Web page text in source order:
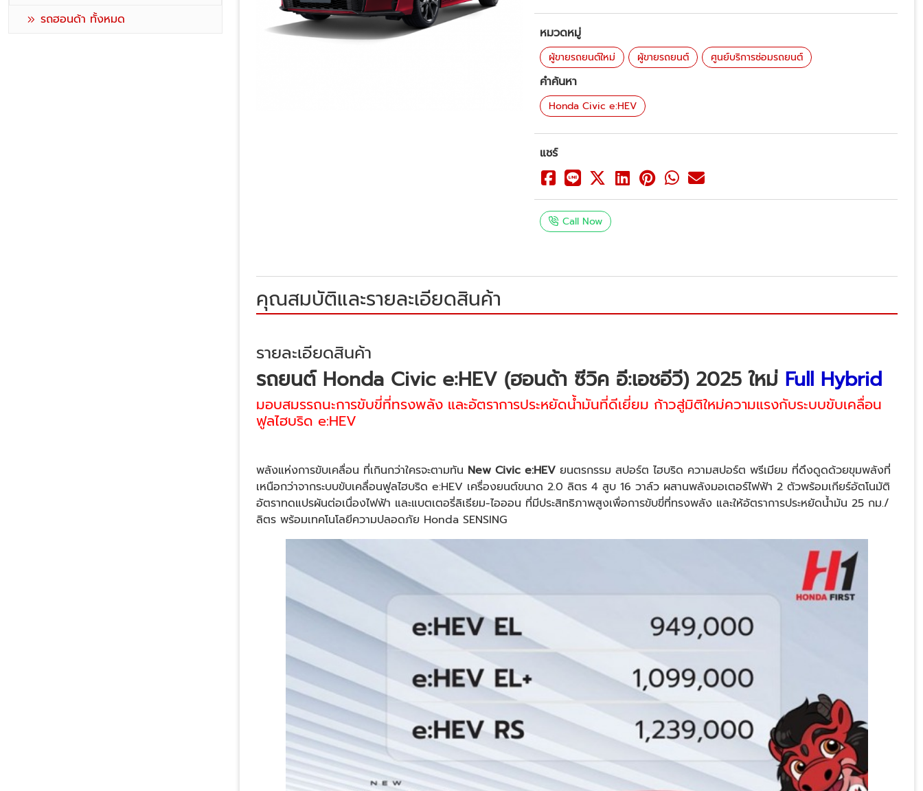
รถฮอนด้า ทั้งหมด
หมวดหมู่
ผู้ขายรถยนต์ใหม่ ผู้ขายรถยนต์ ศูนย์บริการซ่อมรถยนต์
คำค้นหา
Honda Civic e:HEV
แชร์
Call Now
คุณสมบัติและรายละเอียดสินค้า
รายละเอียดสินค้า
รถยนต์ Honda Civic e:HEV (ฮอนด้า ซีวิค อี:เอชอีวี) 2025 ใหม่ Full Hybrid
มอบสมรรถนะการขับขี่ที่ทรงพลัง และอัตราการประหยัดน้ำมันที่ดีเยี่ยม ก้าวสู่มิติใหม่ความแรงกับระบบขับเคลื่อน
ฟูลไฮบริด e:HEV
พลังแห่งการขับเคลื่อน ที่เกินกว่าใครจะตามทัน New Civic e:HEV ยนตรกรรม สปอร์ต ไฮบริด ความสปอร์ต พรีเมียม ที่ดึงดูดด้วยขุมพลังที่
เหนือกว่าจากระบบขับเคลื่อนฟูลไฮบริด e:HEV เครื่องยนต์ขนาด 2.0 ลิตร 4 สูบ 16 วาล์ว ผสานพลังมอเตอร์ไฟฟ้า 2 ตัวพร้อมเกียร์อัตโนมัติ
อัตราทดแปรผันต่อเนื่องไฟฟ้า และแบตเตอรี่ลิเธียม-ไอออน ที่มีประสิทธิภาพสูงเพื่อการขับขี่ที่ทรงพลัง และให้อัตราการประหยัดน้ำมัน 25 กม./
ลิตร พร้อมเทคโนโลยีความปลอดภัย Honda SENSING